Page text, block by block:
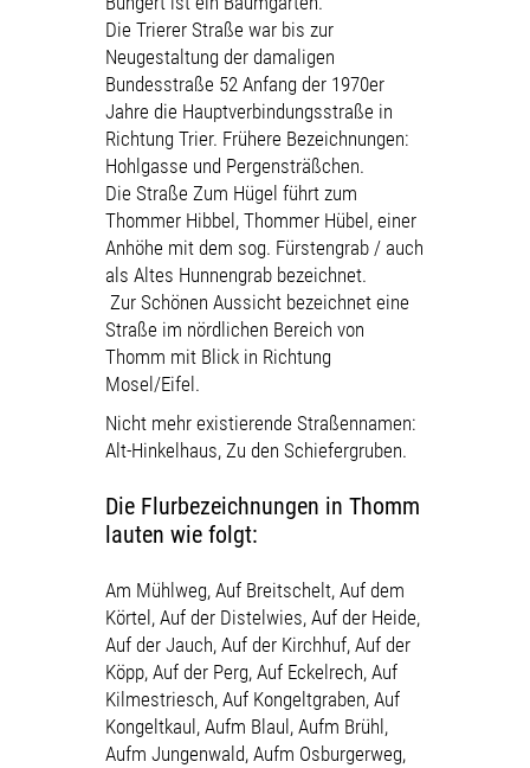
Die Trierer Straße war bis zur
Neugestaltung der damaligen
Bundesstraße 52 Anfang der 1970er
Jahre die Hauptverbindungsstraße in
Richtung Trier. Frühere Bezeichnungen:
Hohlgasse und Pergensträßchen.
Die Straße Zum Hügel führt zum
Thommer Hibbel, Thommer Hübel, einer
Anhöhe mit dem sog. Fürstengrab / auch
als Altes Hunnengrab bezeichnet.
Zur Schönen Aussicht bezeichnet eine
Straße im nördlichen Bereich von
Thomm mit Blick in Richtung
Mosel/Eifel.
Nicht mehr existierende Straßennamen:
Alt-Hinkelhaus, Zu den Schiefergruben.
Die Flurbezeichnungen in Thomm
lauten wie folgt:
Am Mühlweg, Auf Breitschelt, Auf dem
Körtel, Auf der Distelwies, Auf der Heide,
Auf der Jauch, Auf der Kirchhuf, Auf der
Köpp, Auf der Perg, Auf Eckelrech, Auf
Kilmestriesch, Auf Kongeltgraben, Auf
Kongeltkaul, Aufm Blaul, Aufm Brühl,
Aufm Jungenwald, Aufm Osburgerweg,